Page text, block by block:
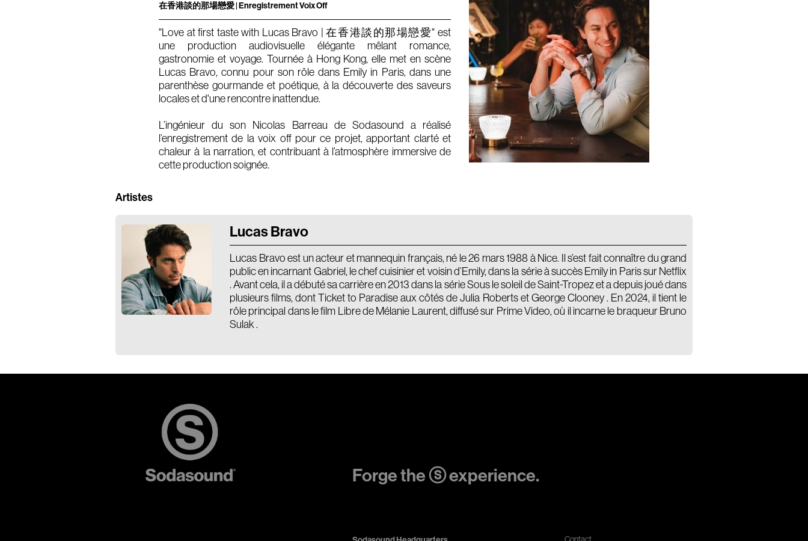
在香港談的那場戀愛 | Enregistrement Voix Off
"Love at first taste with Lucas Bravo | 在香港談的那場戀愛" est
une production audiovisuelle élégante mêlant romance,
gastronomie et voyage. Tournée à Hong Kong, elle met en scène
Lucas Bravo, connu pour son rôle dans Emily in Paris, dans une
parenthèse gourmande et poétique, à la découverte des saveurs
locales et d'une rencontre inattendue.
L’ingénieur du son Nicolas Barreau de Sodasound a réalisé
l’enregistrement de la voix off pour ce projet, apportant clarté et
chaleur à la narration, et contribuant à l’atmosphère immersive de
cette production soignée.
Artistes
Lucas Bravo
Lucas Bravo est un acteur et mannequin français, né le 26 mars 1988 à Nice. Il s’est fait connaître du grand
public en incarnant Gabriel, le chef cuisinier et voisin d’Emily, dans la série à succès Emily in Paris sur Netflix
. Avant cela, il a débuté sa carrière en 2013 dans la série Sous le soleil de Saint-Tropez et a depuis joué dans
plusieurs films, dont Ticket to Paradise aux côtés de Julia Roberts et George Clooney . En 2024, il tient le
rôle principal dans le film Libre de Mélanie Laurent, diffusé sur Prime Video, où il incarne le braqueur Bruno
Sulak .
Forge the ⓢ experience.